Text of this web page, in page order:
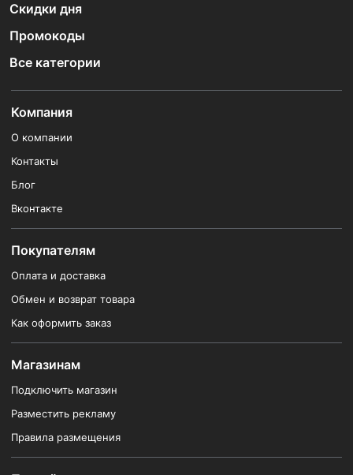
Скидки дня
Промокоды
Все категории
Компания
О компании
Контакты
Блог
Вконтакте
Покупателям
Оплата и доставка
Обмен и возврат товара
Как оформить заказ
Магазинам
Подключить магазин
Разместить рекламу
Правила размещения